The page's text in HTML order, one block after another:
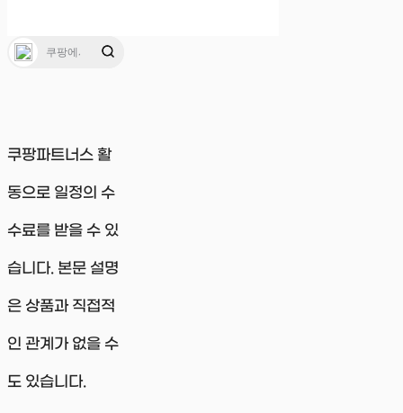
쿠팡파트너스 활
동으로 일정의 수
수료를 받을 수 있
습니다. 본문 설명
은 상품과 직접적
인 관계가 없을 수
도 있습니다.